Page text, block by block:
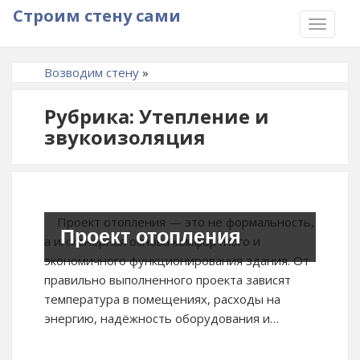
TOGGLE
Строим стену сами
Возводим стену »
Рубрика: Утепление и
звукоизоляция
Проект отопления
Проект отопления — это не формальность,
а инженерная основа комфортного и
экономичного функционирования здания. От
правильно выполненного проекта зависят
температура в помещениях, расходы на
энергию, надёжность оборудования и…